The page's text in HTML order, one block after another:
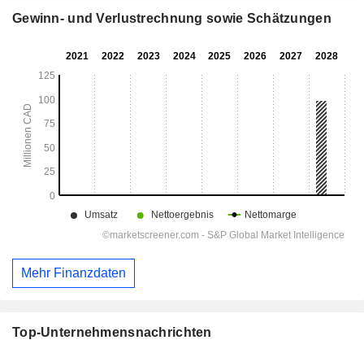
Gewinn- und Verlustrechnung sowie Schätzungen
Mehr Finanzdaten
Top-Unternehmensnachrichten